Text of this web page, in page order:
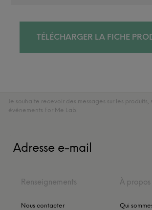
TÉLÉCHARGER LA FICHE
Je souhaite recevoir des messages sur les produits,
événements For Me Lab.
Renseignements
Nous contacter
À propos
Qui